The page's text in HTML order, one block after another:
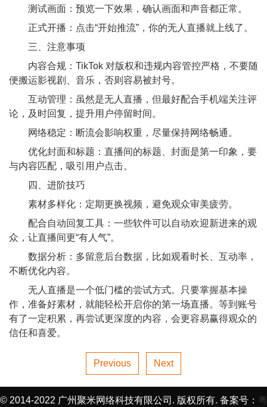
测试画面：预览一下效果，确认画面和声音都正常。
正式开播：点击“开始推流”，你的无人直播就上线了。
三、注意事项
内容合规：TikTok 对版权和违规内容管控严格，不要随
便搬运影视剧、音乐，否则容易被封号。
互动管理：虽然是无人直播，但最好配合手机端关注评
论，及时回复，提升用户停留时间。
网络稳定：断流会影响权重，尽量保持网络畅通。
优化封面和标题：直播间的标题、封面是第一印象，要
与内容匹配，吸引用户点击。
四、进阶技巧
素材多样化：定期更换视频，避免观众审美疲劳。
配合自动回复工具：一些软件可以自动欢迎新进来的观
众，让直播间更“有人气”。
数据分析：多留意后台数据，比如观看时长、互动率，
不断优化内容。
无人直播是一个低门槛的尝试方式。只要掌握基本操
作，准备好素材，就能轻松开启你的第一场直播。等到账号
有了一定积累，再尝试更深度的内容，会更容易赢得观众的
信任和喜爱。
Previous Next
© 2014-2022 广州聚米网络科技有限公司. 版权所有. 备案号： 粤